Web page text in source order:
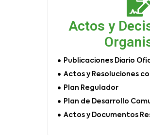
Actos y
Publicaciones Diario
Actos y Resoluciones
Plan Regulador
Plan de Desarrollo
Actos y Documentos